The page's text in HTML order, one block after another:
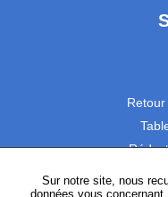
Sur notre site, nous
données vous